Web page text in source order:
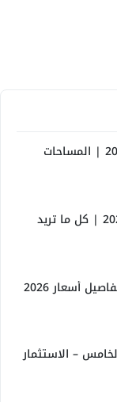
اسعار كمبوندات التجمع الخامس 2026 | المساحات
اسماء كمبوندات التجمع الخامس 2026 | كل ما تريد
أسعار 2026
– الاستثمار